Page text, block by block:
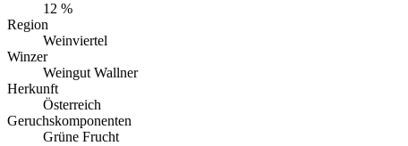
12 %
Region
Weinviertel
Winzer
Weingut Wallner
Herkunft
Österreich
Geruchskomponenten
Grüne Frucht